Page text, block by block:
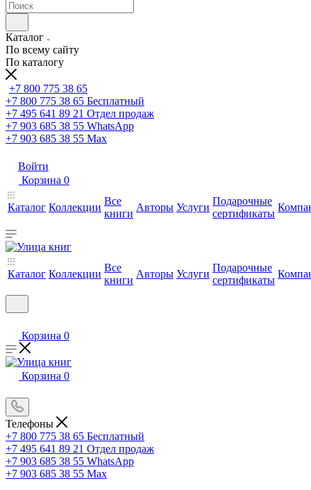
Каталог
По всему сайту
По каталогу
+7 800 775 38 65
+7 800 775 38 65 Бесплатный
+7 495 641 89 21 Отдел продаж
+7 903 685 38 55 WhatsApp
+7 903 685 38 55 Max
Войти
Корзина 0
Каталог Коллекции
Все
книги
Авторы Услуги
Подарочные
сертификаты
Каталог Коллекции
Все
книги
Авторы Услуги
Подарочные
сертификаты
Корзина 0
Корзина 0
Телефоны
+7 800 775 38 65 Бесплатный
+7 495 641 89 21 Отдел продаж
+7 903 685 38 55 WhatsApp
+7 903 685 38 55 Max